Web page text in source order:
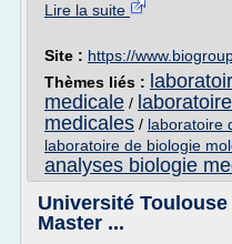
Lire la suite
Site : https://
Thèmes liés :
medicale /
medicales / laboratoire
laboratoire de biologie
analyses biologie
Université
Master ...